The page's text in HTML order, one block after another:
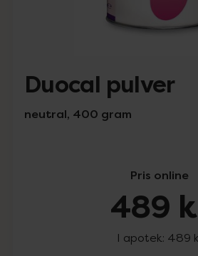
Duocal pulver
neutral, 400 gram
Pris online
489
I apotek: 489